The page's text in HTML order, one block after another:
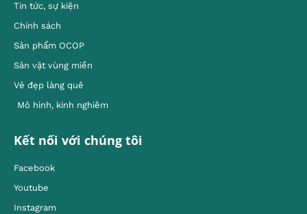
Tin tức, sự kiện
Chính sách
Sản phẩm OCOP
Sản vật vùng miền
Vẻ đẹp làng quê
Mô hình, kinh nghiêm
Kết nối với chúng tôi
Facebook
Youtube
Instagram